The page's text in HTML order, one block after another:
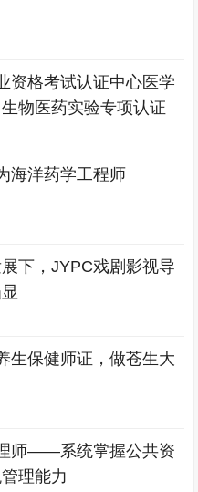
资格考试认证中心医学
物医药实验专项认证
海洋药学工程师
下，JYPC戏剧影视导
生保健师证，做苍生大
师——系统掌握公共资
理能力